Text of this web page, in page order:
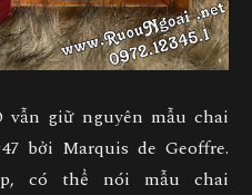
vẫn giữ nguyên mẫu chai
bởi Marquis de Geoffre.
có thể nói mẫu chai